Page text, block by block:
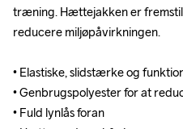
træning. Hættejakken er
reducere miljøpåvirkningen.
• Elastiske, slidstærke og
• Genbrugspolyester for at
• Fuld lynlås foran
træning. Hættejakken er
reducere miljøpåvirkningen.
• Elastiske, slidstærke og
• Genbrugspolyester for at
• Fuld lynlås foran